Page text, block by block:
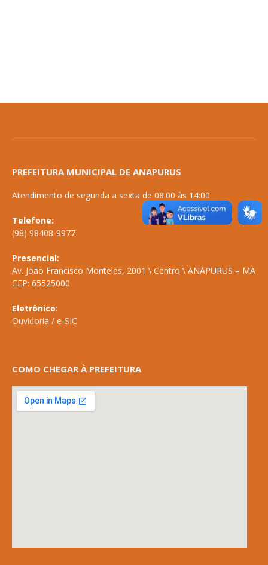
PREFEITURA MUNICIPAL DE ANAPURUS
Atendimento de segunda a sexta de 08:00 às 14:00
Telefone:
(98) 98408-9977
Presencial:
Av. João Francisco Monteles, 2001 \ Centro \ ANAPURUS – MA
CEP: 65525000
Eletrônico:
Ouvidoria / e-SIC
COMO CHEGAR À PREFEITURA